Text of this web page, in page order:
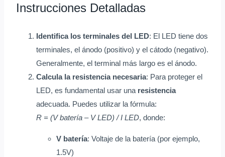
Instrucciones Detalladas
Identifica los terminales del LED: El LED tiene dos
terminales, el ánodo (positivo) y el cátodo (negativo).
Generalmente, el terminal más largo es el ánodo.
Calcula la resistencia necesaria: Para proteger el
LED, es fundamental usar una resistencia
adecuada. Puedes utilizar la fórmula:
R = (V batería – V LED) / I LED, donde:
V batería: Voltaje de la batería (por ejemplo,
1.5V)